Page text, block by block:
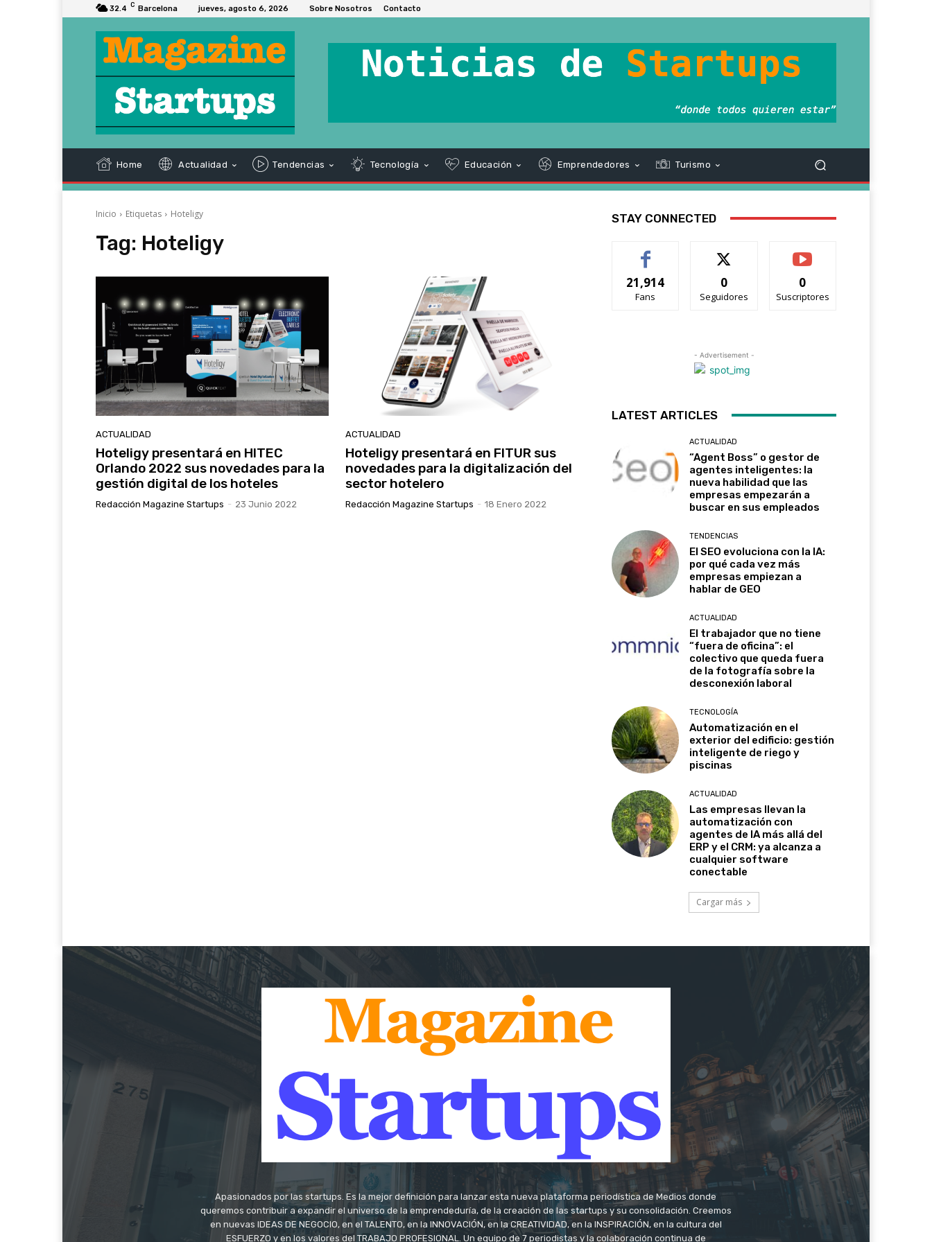
32.4 C Barcelona jueves, agosto 6, 2026 Sobre Nosotros Contacto
Home Actualidad Tendencias Tecnología Educación Emprendedores Turismo
Inicio Etiquetas Hoteligy
Tag: Hoteligy
ACTUALIDAD
Hoteligy presentará en HITEC
Orlando 2022 sus novedades para la
gestión digital de los hoteles
Redacción Magazine Startups - 23 Junio 2022
ACTUALIDAD
Hoteligy presentará en FITUR sus
novedades para la digitalización del
sector hotelero
Redacción Magazine Startups - 18 Enero 2022
STAY CONNECTED
21,914
Fans
0
Seguidores
0
Suscriptores
- Advertisement -
LATEST ARTICLES
ACTUALIDAD
“Agent Boss” o gestor de
agentes inteligentes: la
nueva habilidad que las
empresas empezarán a
buscar en sus empleados
TENDENCIAS
El SEO evoluciona con la IA:
por qué cada vez más
empresas empiezan a
hablar de GEO
ACTUALIDAD
El trabajador que no tiene
“fuera de oficina”: el
colectivo que queda fuera
de la fotografía sobre la
desconexión laboral
TECNOLOGÍA
Automatización en el
exterior del edificio: gestión
inteligente de riego y
piscinas
ACTUALIDAD
Las empresas llevan la
automatización con
agentes de IA más allá del
ERP y el CRM: ya alcanza a
cualquier software
conectable
Cargar más
Apasionados por las startups. Es la mejor definición para lanzar esta nueva plataforma periodística de Medios donde
queremos contribuir a expandir el universo de la emprendeduría, de la creación de las startups y su consolidación. Creemos
en nuevas IDEAS DE NEGOCIO, en el TALENTO, en la INNOVACIÓN, en la CREATIVIDAD, en la INSPIRACIÓN, en la cultura del
ESFUERZO y en los valores del TRABAJO PROFESIONAL. Un equipo de 7 periodistas y la colaboración continua de